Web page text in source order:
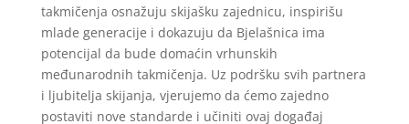
takmičenja osnažuju skijašku zajednicu, inspirišu
mlade generacije i dokazuju da Bjelašnica ima
potencijal da bude domaćin vrhunskih
međunarodnih takmičenja. Uz podršku svih partnera
i ljubitelja skijanja, vjerujemo da ćemo zajedno
postaviti nove standarde i učiniti ovaj događaj